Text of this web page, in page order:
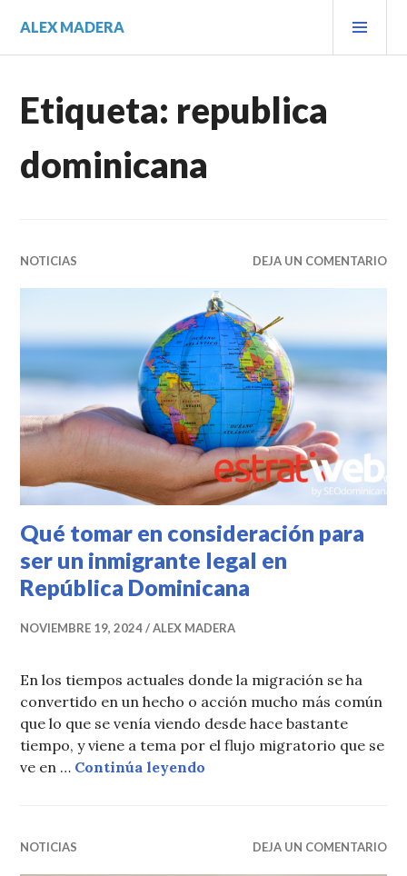
contenido.
ALEX MADERA
Etiqueta: republica
dominicana
NOTICIAS DEJA UN COMENTARIO
Qué tomar en consideración para
ser un inmigrante legal en
República Dominicana
NOVIEMBRE 19, 2024 ALEX MADERA
En los tiempos actuales donde la migración se ha
convertido en un hecho o acción mucho más común
que lo que se venía viendo desde hace bastante
tiempo, y viene a tema por el flujo migratorio que se
ve en … Continúa leyendo
NOTICIAS DEJA UN COMENTARIO